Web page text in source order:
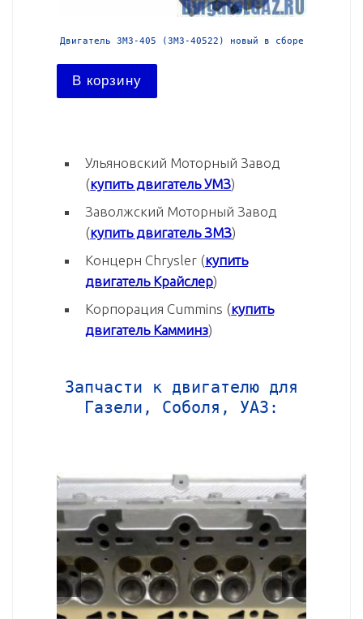
Двигатель ЗМЗ-405 (ЗМЗ-40522) новый в сборе
В корзину
Ульяновский Моторный Завод
(купить двигатель УМЗ)
Заволжский Моторный Завод
(купить двигатель ЗМЗ)
Концерн Chrysler (купить
двигатель Крайслер)
Корпорация Cummins (купить
двигатель Камминз)
Запчасти к двигателю для
Газели, Соболя, УАЗ: